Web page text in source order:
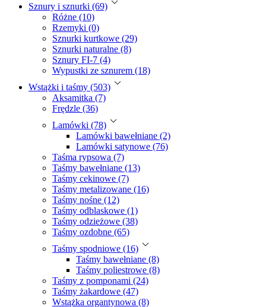
Sznury i sznurki (69)
Różne (10)
Rzemyki (0)
Sznurki kurtkowe (29)
Sznurki naturalne (8)
Sznury FI-7 (4)
Wypustki ze sznurem (18)
Wstążki i taśmy (503)
Aksamitka (7)
Frędzle (36)
Lamówki (78)
Lamówki bawełniane (2)
Lamówki satynowe (76)
Taśma rypsowa (7)
Taśmy bawełniane (13)
Taśmy cekinowe (7)
Taśmy metalizowane (16)
Taśmy nośne (12)
Taśmy odblaskowe (1)
Taśmy odzieżowe (38)
Taśmy ozdobne (65)
Taśmy spodniowe (16)
Taśmy bawełniane (8)
Taśmy poliestrowe (8)
Taśmy z pomponami (24)
Taśmy żakardowe (47)
Wstążka organtynowa (8)